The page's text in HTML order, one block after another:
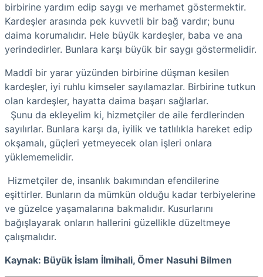
birbirine yardım edip saygı ve merhamet göstermektir.
Kardeşler arasında pek kuvvetli bir bağ vardır; bunu
daima korumalıdır. Hele büyük kardeşler, baba ve ana
yerindedirler. Bunlara karşı büyük bir saygı göstermelidir.
Maddî bir yarar yüzünden birbirine düşman kesilen
kardeşler, iyi ruhlu kimseler sayılamazlar. Birbirine tutkun
olan kardeşler, hayatta daima başarı sağlarlar.
Şunu da ekleyelim ki, hizmetçiler de aile ferdlerinden
sayılırlar. Bunlara karşı da, iyilik ve tatlılıkla hareket edip
okşamalı, güçleri yetmeyecek olan işleri onlara
yüklememelidir.
Hizmetçiler de, insanlık bakımından efendilerine
eşittirler. Bunların da mümkün olduğu kadar terbiyelerine
ve güzelce yaşamalarına bakmalıdır. Kusurlarını
bağışlayarak onların hallerini güzellikle düzeltmeye
çalışmalıdır.
Kaynak: Büyük İslam İlmihali, Ömer Nasuhi Bilmen